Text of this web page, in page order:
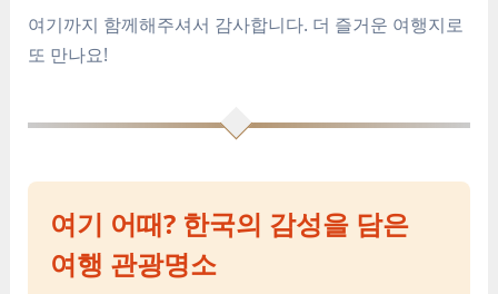
여기까지 함께해주셔서 감사합니다. 더 즐거운 여행지로
또 만나요!
여기 어때? 한국의 감성을 담은
여행 관광명소